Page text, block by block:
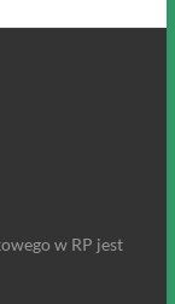
w RP jest